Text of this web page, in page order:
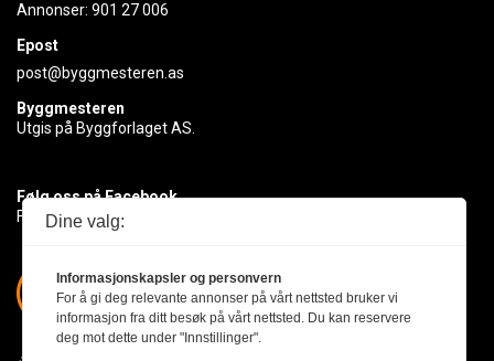
Annonser: 901 27 006
Epost
post@byggmesteren.as
Byggmesteren
Utgis på Byggforlaget AS.
Følg oss på Facebook
Få med deg det siste innen byggebransjen
Dine valg:
Informasjonskapsler og personvern
For å gi deg relevante annonser på vårt nettsted bruker vi
informasjon fra ditt besøk på vårt nettsted. Du kan reservere
deg mot dette under "Innstillinger".